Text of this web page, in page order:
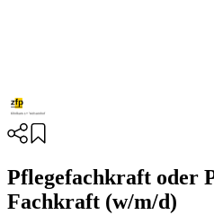
Pflegefachkraft oder
Fachkraft (w/m/d)